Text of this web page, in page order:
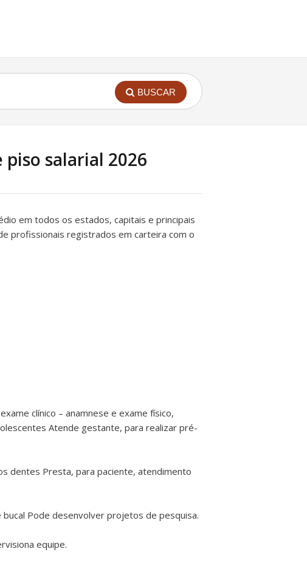
BUSCAR
salarial 2026
em todos os estados, capitais e principais
profissionais registrados em carteira com o
clínico – anamnese e exame físico,
Atende gestante, para realizar pré-
dentes Presta, para paciente, atendimento
Pode desenvolver projetos de pesquisa.
equipe.